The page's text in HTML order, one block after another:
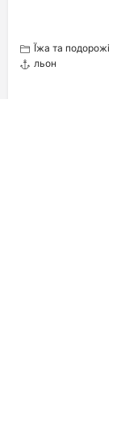
Ї́жа та подорожі
льон